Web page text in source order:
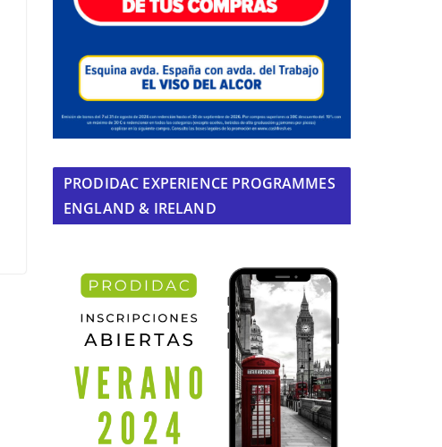
PRODIDAC EXPERIENCE PROGRAMMES
ENGLAND & IRELAND